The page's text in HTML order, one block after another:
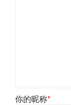
你的昵称*